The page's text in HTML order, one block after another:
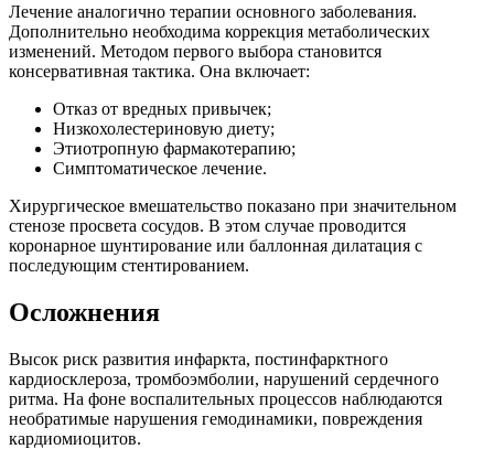
Лечение аналогично терапии основного заболевания.
Дополнительно необходима коррекция метаболических
изменений. Методом первого выбора становится
консервативная тактика. Она включает:
Отказ от вредных привычек;
Низкохолестериновую диету;
Этиотропную фармакотерапию;
Симптоматическое лечение.
Хирургическое вмешательство показано при значительном
стенозе просвета сосудов. В этом случае проводится
коронарное шунтирование или баллонная дилатация с
последующим стентированием.
Осложнения
Высок риск развития инфаркта, постинфарктного
кардиосклероза, тромбоэмболии, нарушений сердечного
ритма. На фоне воспалительных процессов наблюдаются
необратимые нарушения гемодинамики, повреждения
кардиомиоцитов.